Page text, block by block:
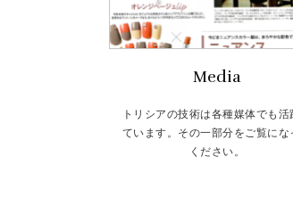
Media
トリシアの技術は各種媒体でも活
ています。その一部分をご覧にな
ください。